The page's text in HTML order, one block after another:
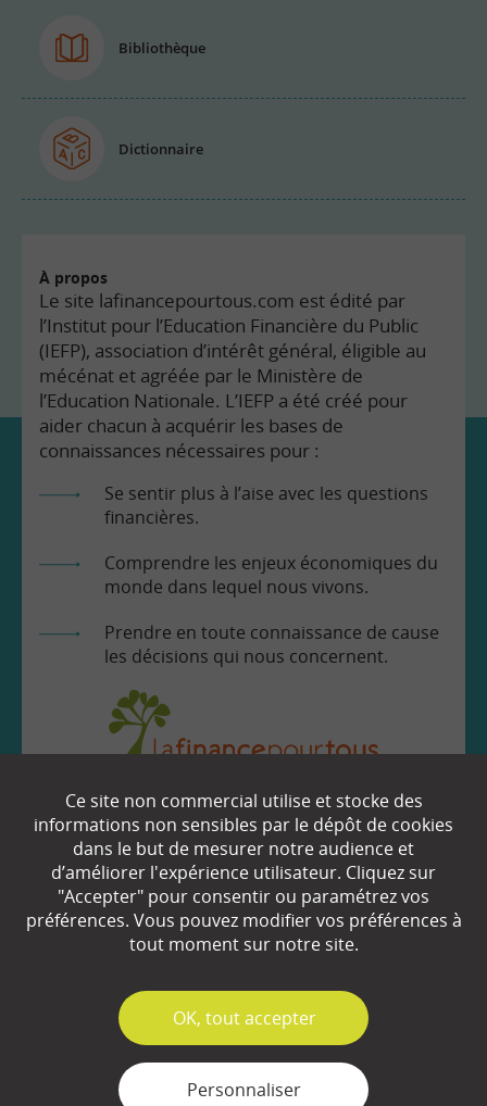
Bibliothèque
Dictionnaire
À propos
Le site lafinancepourtous.com est édité par
l’Institut pour l’Education Financière du Public
(IEFP), association d’intérêt général, éligible au
mécénat et agréée par le Ministère de
l’Education Nationale. L’IEFP a été créé pour
aider chacun à acquérir les bases de
connaissances nécessaires pour :
Se sentir plus à l’aise avec les questions
financières.
Comprendre les enjeux économiques du
monde dans lequel nous vivons.
Prendre en toute connaissance de cause
les décisions qui nous concernent.
EN SAVOIR
Qui sommes-nous ?
Partenaires
Plan du site
Ce site non commercial utilise et stocke des
informations non sensibles par le dépôt de cookies
dans le but de mesurer notre audience et
d’améliorer l'expérience utilisateur. Cliquez sur
"Accepter" pour consentir ou paramétrez vos
préférences. Vous pouvez modifier vos préférences à
tout moment sur notre site.
✓
OK, tout accepter
Personnaliser